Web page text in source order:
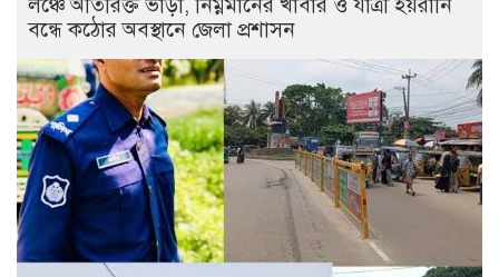
লঞ্চে অতিরিক্ত ভাড়া, নিম্নমানের খাবার ও যাত্রী হয়রানি
বন্ধে কঠোর অবস্থানে জেলা প্রশাসন